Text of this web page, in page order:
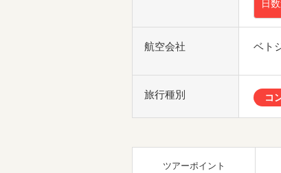
日
航空会社 ベト
旅行種別 コ
ツアーポイント